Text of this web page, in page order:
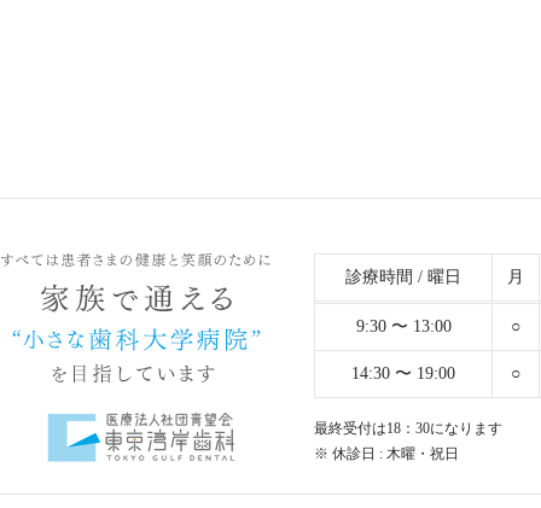
診療時間 / 曜日 月
9:30 〜 13:00 ○
14:30 〜 19:00 ○
最終受付は18：30になります
※ 休診日 : 木曜・祝日